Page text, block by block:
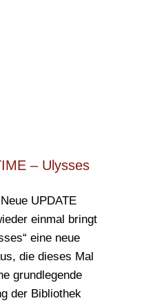
– Ulysses
UPDATE
einmal bringt
eine neue
die dieses Mal
grundlegende
der Bibliothek